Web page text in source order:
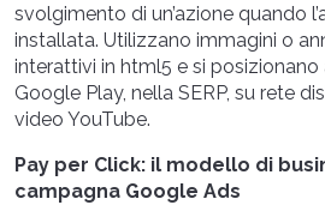
svolgimento di un’azione quando
installata. Utilizzano immagini o
interattivi in html5 e si posizionano
Google Play, nella SERP, su rete
video YouTube.
Pay per Click: il modello di
campagna Google Ads